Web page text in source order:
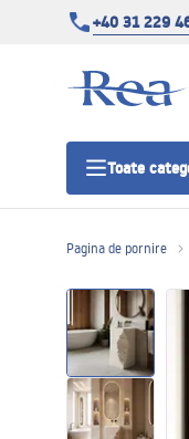
+40 31 229
Toate
Usi
Cadite de
Pagina de pornire